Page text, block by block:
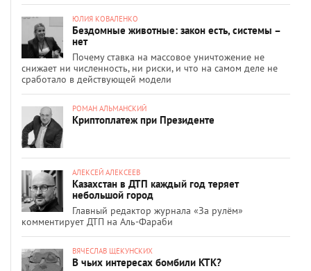
ЮЛИЯ КОВАЛЕНКО
Бездомные животные: закон есть, системы –
нет
Почему ставка на массовое уничтожение не
снижает ни численность, ни риски, и что на самом деле не
сработало в действующей модели
РОМАН АЛЬМАНСКИЙ
Криптоплатеж при Президенте
АЛЕКСЕЙ АЛЕКСЕЕВ
Казахстан в ДТП каждый год теряет
небольшой город
Главный редактор журнала «За рулём»
комментирует ДТП на Аль-Фараби
ВЯЧЕСЛАВ ЩЕКУНСКИХ
В чьих интересах бомбили КТК?